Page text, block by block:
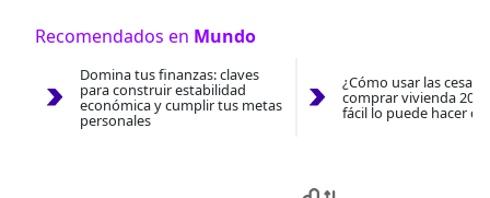
Recomendados en Mundo
Domina tus finanzas: claves
para construir estabilidad
económica y cumplir tus metas
personales
¿Cómo usar las
comprar vivienda
fácil lo puede hacer